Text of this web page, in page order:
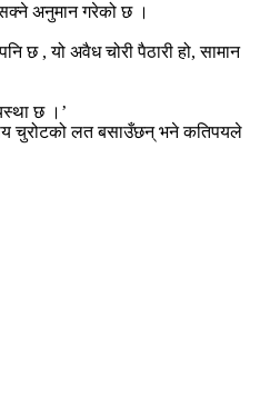
अनुमान गरेको छ ।
छ , यो अवैध चोरी पैठारी हो, सामान
छ ।’
चुरोटको लत बसाउँछन् भने कतिपयले